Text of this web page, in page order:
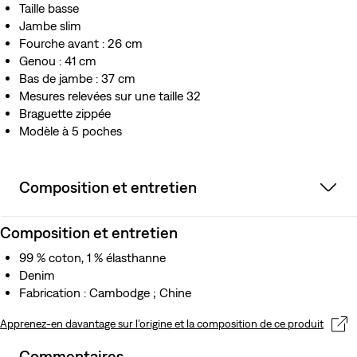
Taille basse
Jambe slim
Fourche avant : 26 cm
Genou : 41 cm
Bas de jambe : 37 cm
Mesures relevées sur une taille 32
Braguette zippée
Modèle à 5 poches
Composition et entretien
Composition et entretien
99 % coton, 1 % élasthanne
Denim
Fabrication : Cambodge ; Chine
Apprenez-en davantage sur l’origine et la composition de ce produit